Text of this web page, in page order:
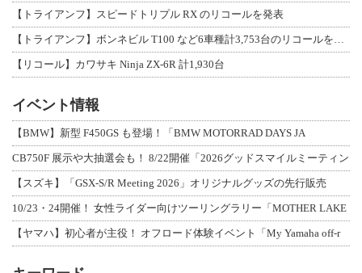
【トライアンフ】スピードトリプル RX のリコールを発表
【リコール】カワサキ Ninja ZX-6R 計1,930台
イベント情報
【BMW】新型 F450GS も登場！「BMW MOTORRAD DAYS JA
CB750F 展示や大抽選会も！ 8/22開催「2026グッドスマイルミーティン
【スズキ】「GSX-S/R Meeting 2026」オリジナルグッズの先行販売
10/23・24開催！ 女性ライダー向けツーリングラリー「MOTHER LAKE
【ヤマハ】初心者が主役！ オフロード体験イベント「My Yamaha off-r